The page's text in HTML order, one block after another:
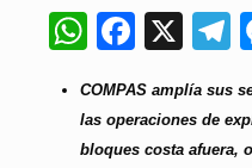
X
COMPAS amplía sus
las operaciones de
bloques costa afuera,